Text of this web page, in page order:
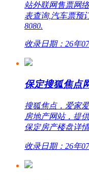
站外联网售票网
表查询,汽车票预
8080.
收录日期：26年
保定搜狐焦点
搜狐焦点，爱家
房地产网站，提
保定房产楼盘详
收录日期：26年